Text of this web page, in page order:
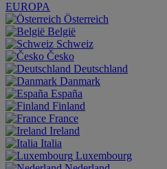
EUROPA
Österreich
België
Schweiz
Česko
Deutschland
Danmark
España
Finland
France
Ireland
Italia
Luxembourg